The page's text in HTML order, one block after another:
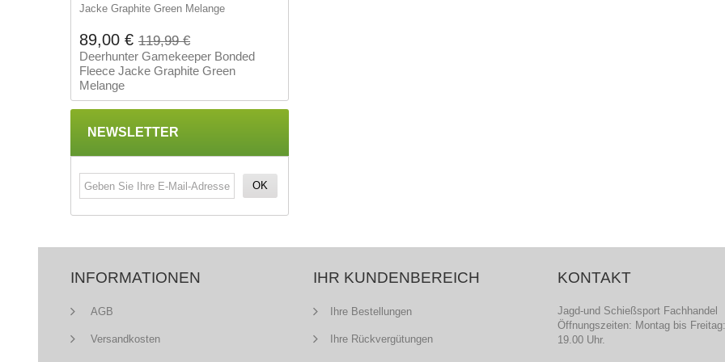
89,00 € 119,99 €
Deerhunter Gamekeeper Bonded
Fleece Jacke Graphite Green
Melange
NEWSLETTER
OK
INFORMATIONEN
AGB
Versandkosten
IHR KUNDENBEREICH
Ihre Bestellungen
Ihre Rückvergütungen
KONTAKT
Jagd-und Schießsport Fachhandel
Öffnungszeiten: Montag bis
19.00 Uhr.